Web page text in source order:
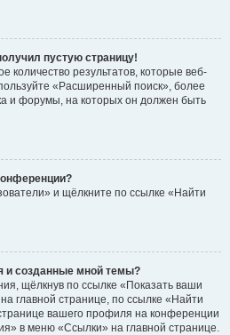
пустую страницу!
количество результатов, которые веб-
«Расширенный поиск», более
и форумы, на которых он должен быть
и щёлкните по ссылке «Найти
и созданные мной темы?
щёлкнув по ссылке «Показать ваши
главной странице, по ссылке «Найти
вашего профиля на конференции
в меню «Ссылки» на главной странице.